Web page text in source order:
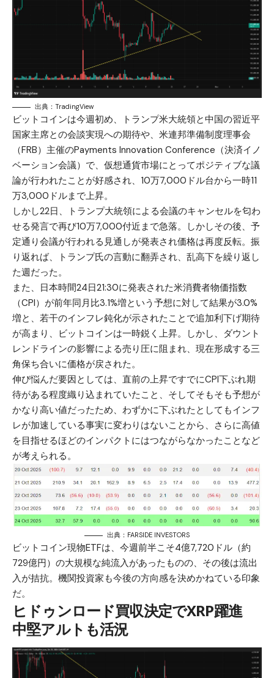
出典：TradingView
ビットコインは今週初め、トランプ米大統領と中国の習近平
国家主席との会談実現への期待や、米連邦準備制度理事会
（FRB）主催のPayments Innovation Conference（決済イノ
ベーション会議）で、仮想通貨市場にとってポジティブな議
論が行われたことが好感され、10万7,000ドル台から一時11
万3,000ドルまで上昇。
しかし22日、トランプ大統領による会議のキャンセルを匂わ
せる発言で再び10万7,000付近まで急落。しかしその後、予
定通り会議が行われる見通しが発表され価格は再度反転。振
り返れば、トランプ氏の言動に翻弄され、乱高下を繰り返し
た週だった。
また、日本時間24日21:30に発表された米消費者物価指数
（CPI）が前年同月比3.1%増という予想に対して結果が3.0%
増と、若干のインフレ鈍化が示されたことで追加利下げ期待
が高まり、ビットコインは一時鋭く上昇。しかし、ダウント
レンドラインの影響による売り圧に阻まれ、現在形成する三
角保ち合いに価格が戻された。
伸び悩んだ要因としては、直前の上昇ですでにCPI下ぶれ期
待がある程度織り込まれていたこと、そしてそもそも予想が
かなり高い値だったため、わずかに下ぶれたとしてもインフ
レが加速している事実に変わりはないことから、さらに高値
を目指せるほどのインパクトにはつながらなかったことなど
が考えられる。
出典：FARSIDE INVESTORS
ビットコイン現物ETFは、今週前半こそ4億7,720ドル（約
729億円）の大規模な純流入があったものの、その後は流出
入が拮抗。機関投資家も今後の方向感を決めかねている印象
だ。
ヒドゥンロード買収決定でXRP躍進
中堅アルトも活況